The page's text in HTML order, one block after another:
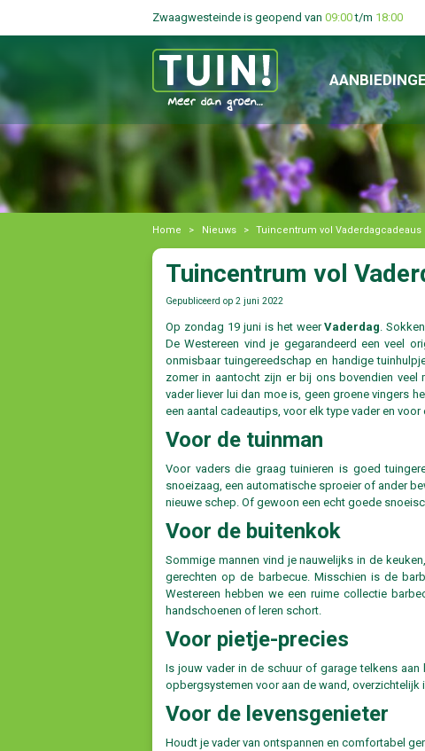
Home > Nieuws > Tuincentrum vol Vaderdagcadeaus
Zwaagwesteinde is geopend van 09:00t/m 18:00
Tuincentrum vol
Gepubliceerd op 2 juni 2022
Op zondag 19 juni is het weerVaderdag.
De Westereen vind je gegarandeerd een veel
onmisbaar tuingereedschap en handige
zomer in aantocht zijn er bij ons bovendien veel
vader liever lui dan moe is, geen groene vingers
een aantal cadeautips, voor elk type vader en voor
Voor de tuinman
Voor vaders die graag tuinieren is goed
snoeizaag, een automatische sproeier of ander
nieuwe schep. Of gewoon een echt goede
Voor de buitenkok
Sommige mannen vind je nauwelijks in de
gerechten op de barbecue. Misschien is de
Westereen hebben we een ruime collectie
handschoenen of leren schort.
Voor pietje-precies
Is jouw vader in de schuur of garage telkens
opbergsystemen voor aan de wand, overzichtelijk
Voor de levensgenieter
Houdt je vader van ontspannen en comfortabel